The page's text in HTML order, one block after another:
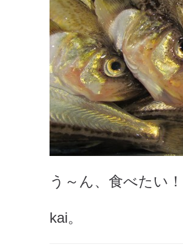
う～ん、食べたい！
kai。